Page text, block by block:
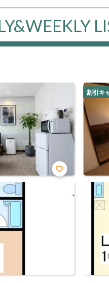
お気
割引キ